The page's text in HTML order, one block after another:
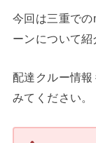
今回は三重で
ーンについて紹
配達クルー情
みてください。